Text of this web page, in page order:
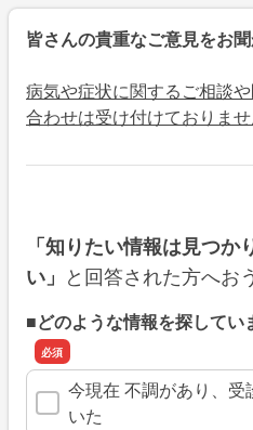
皆さんの貴重なご意見をお聞
病気や症状に関するご相談
合わせは受け付けておりませ
「知りたい情報は見つか
い」 と回答された方へお
■どのような情報を探してい
今現在 不調があり、受
いた